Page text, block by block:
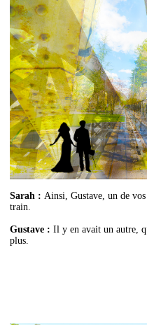
Sarah : Ainsi, Gustave, un de
train.
Gustave : Il y en avait un autre,
plus.